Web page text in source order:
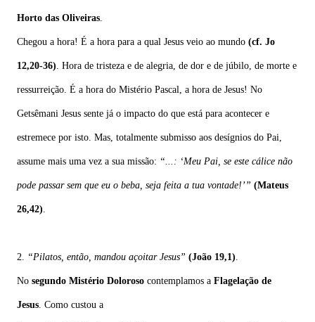
Horto das Oliveiras
Chegou a hora! É a hora para a qual Jesus veio ao mundo (cf. Jo
12,20-36) . Hora de tristeza e de alegria, de dor e de júbilo, de morte e
ressurreição. É a hora do Mistério Pascal, a hora de Jesus! No
Getsêmani Jesus sente já o impacto do que está para acontecer e
estremece por isto. Mas, totalmente submisso aos desígnios do Pai,
assume mais uma vez a sua missão: “...: ‘Meu Pai, se este cálice não
pode passar sem que eu o beba, seja feita a tua vontade!’” (Mateus
26,42)
2. “Pilatos, então, mandou açoitar Jesus” (João 19,1)
No segundo Mistério Doloroso contemplamos a Flagelação de
Jesus . Como custou a